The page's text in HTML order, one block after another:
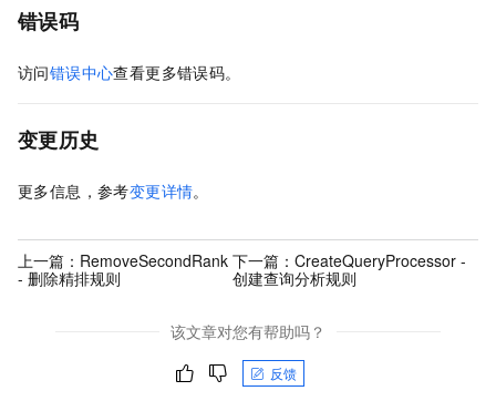
错误码
访问错误中心查看更多错误码。
变更历史
更多信息，参考变更详情。
上一篇： RemoveSecondRank
- 删除精排规则
下一篇：CreateQueryProcessor -
创建查询分析规则
该文章对您有帮助吗？
反馈